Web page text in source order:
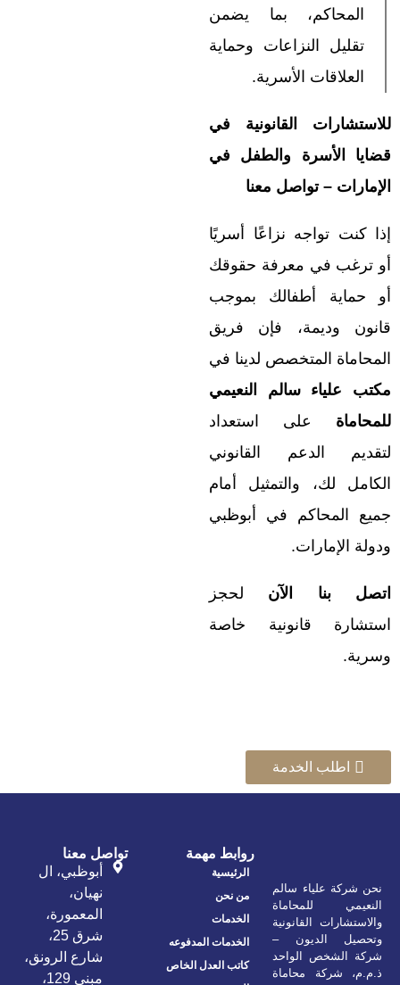
المحاكم، بما يضمن
تقليل النزاعات وحماية
العلاقات الأسرية.
للاستشارات القانونية في
قضايا الأسرة والطفل في
الإمارات – تواصل معنا
إذا كنت تواجه نزاعًا أسريًا
أو ترغب في معرفة حقوقك
أو حماية أطفالك بموجب
قانون وديمة، فإن فريق
المحاماة المتخصص لدينا في
مكتب علياء سالم النعيمي
للمحاماة على استعداد
لتقديم الدعم القانوني
الكامل لك، والتمثيل أمام
جميع المحاكم في أبوظبي
ودولة الإمارات.
اتصل بنا الآن لحجز
استشارة قانونية خاصة
وسرية.
اطلب الخدمة
نحن شركة علياء سالم
النعيمي للمحاماة
والاستشارات القانونية
وتحصيل الديون –
شركة الشخص الواحد
ذ.م.م، شركة محاماة
روابط مهمة
الرئيسية
من نحن
الخدمات
الخدمات المدفوعه
كاتب العدل الخاص
تواصل معنا
أبوظبي، ال
نهيان،
المعمورة،
شرق 25،
شارع الرونق،
مبنى 129،